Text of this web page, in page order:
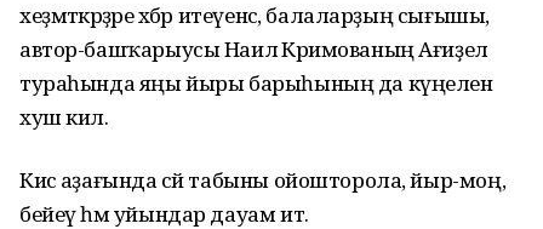
хеҙмәткәрҙәре хәбәр итеүенсә, балаларҙың сығышы,
автор-башҡарыусы Наилә Кәримованың Ағиҙел
тураһында яңы йыры барыһының да күңеленә
хуш килә.
Кисә аҙағында сәй табыны ойошторола, йыр-моң,
бейеү һәм уйындар дауам итә.